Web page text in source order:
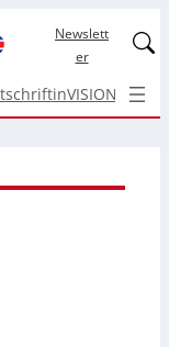
Newslett
er
inVISION Top